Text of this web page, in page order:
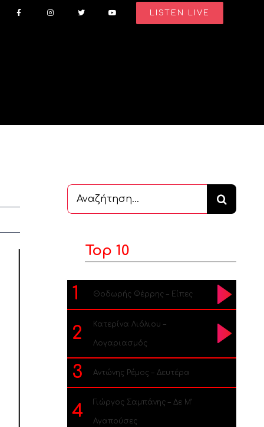
LISTEN LIVE
Αναζήτηση
...
Top 10
1 Θοδωρής Φέρρης – Είπες
2 Κατερίνα Λιόλιου –
Λογαριασμός
3 Αντώνης Ρέμος – Δευτέρα
4 Γιώργος Σαμπάνης – Δε Μ’
Αγαπούσες